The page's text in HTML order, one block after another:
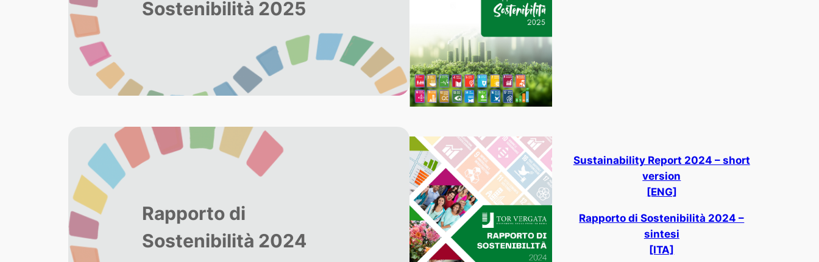
Sostenibilità 2025
Rapporto di
Sostenibilità 2024
Sustainability Report 2024 – short
version
[ENG]
Rapporto di Sostenibilità 2024 –
sintesi
[ITA]